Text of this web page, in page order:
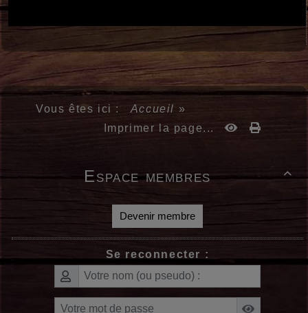
Vous êtes ici : Accueil »
Imprimer la page...

Espace membres
Devenir membre
Se reconnecter :